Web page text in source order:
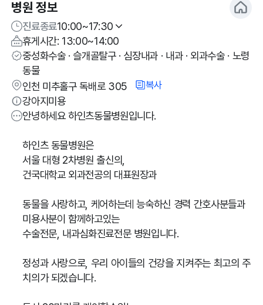
병원 정보
진료종료10:00~17:30
휴게시간: 13:00~14:00
중성화수술 · 슬개골탈구 · 심장내과 · 내과 · 외과수술 · 노령
동물
인천 미추홀구 독배로 305
복사
강아지미용
안녕하세요 하인츠동물병원입니다.
하인츠 동물병원은
서울 대형 2차병원 출신의,
건국대학교 외과전공의 대표원장과
동물을 사랑하고, 케어하는데 능숙하신 경력 간호사분들과
미용사분이 함께하고있는
수술전문, 내과심화진료전문 병원입니다.
정성과 사랑으로, 우리 아이들의 건강을 지켜주는 최고의 주
치의가 되겠습니다.